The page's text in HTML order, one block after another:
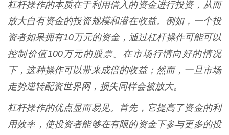
杠杆操作的本质在于利用借入的资金进行投资，从而
放大自有资金的投资规模和潜在收益。例如，一个投
资者如果拥有10万元的资金，通过杠杆操作可能可以
控制价值100万元的股票。在市场行情向好的情况
下，这种操作可以带来成倍的收益；然而，一旦市场
走势逆转配资世界网，损失同样会被放大。
杠杆操作的优点显而易见。首先，它提高了资金的利
用效率，使投资者能够在有限的资金下参与更多的投